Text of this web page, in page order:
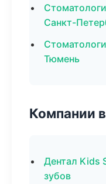
Санкт-
Тюмень
Компании
Дентал Kids
зубов